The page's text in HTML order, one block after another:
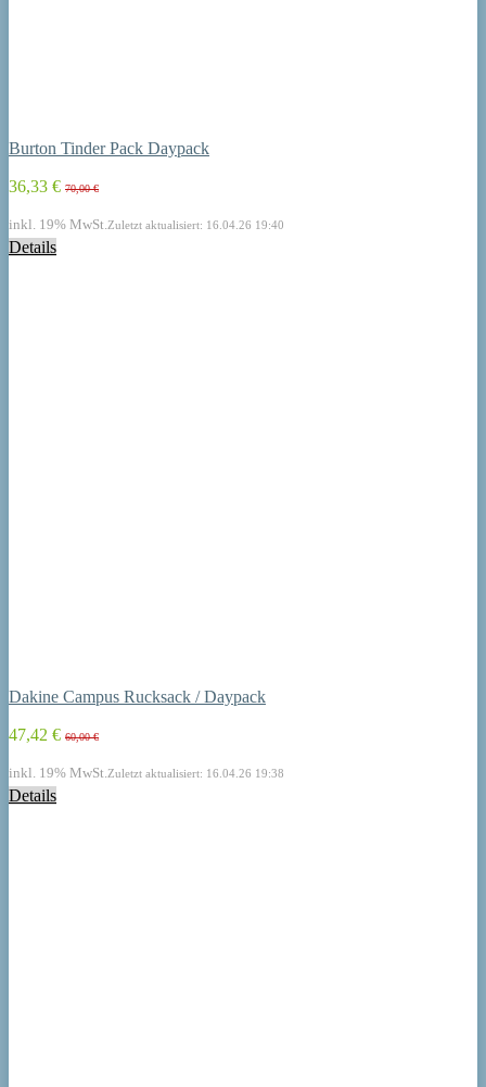
Burton Tinder Pack Daypack
36,33 € 70,00 €
inkl. 19% MwSt. Zuletzt aktualisiert: 16.04.26 19:40
Details
Dakine Campus Rucksack / Daypack
47,42 € 60,00 €
inkl. 19% MwSt. Zuletzt aktualisiert: 16.04.26 19:38
Details